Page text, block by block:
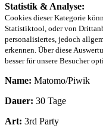
Statistik & Analyse:
Cookies dieser Kategorie
Statistiktool, oder von
personalisiertes, jedoch
erkennen. Über diese
besser für unsere Besucher
Name: Matomo/Piwik
Dauer: 30 Tage
Art: 3rd Party